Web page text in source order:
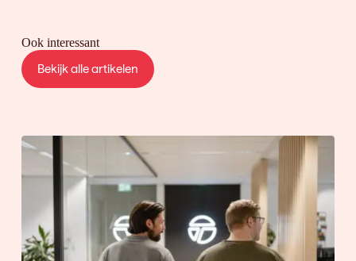
Ook interessant
Bekijk alle artikelen